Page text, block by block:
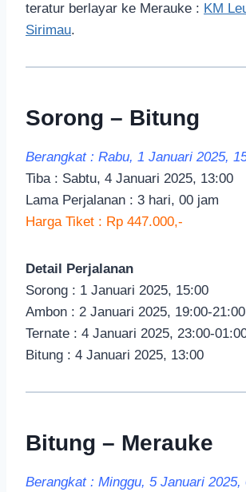
teratur berlayar ke Merauke : KM
Sirimau.
Sorong – Bitung
Berangkat : Rabu, 1 Januari 2025,
Tiba : Sabtu, 4 Januari 2025, 13:00
Lama Perjalanan : 3 hari, 00 jam
Harga Tiket : Rp 447.000,-
Detail Perjalanan
Sorong : 1 Januari 2025, 15:00
Ambon : 2 Januari 2025, 19:00-21:00
Ternate : 4 Januari 2025, 23:00-
Bitung : 4 Januari 2025, 13:00
Bitung – Merauke
Berangkat : Minggu, 5 Januari 2025,